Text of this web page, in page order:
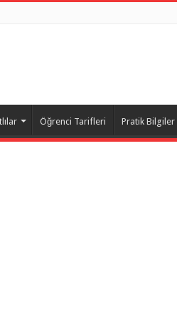
Öğrenci Tarifleri Pratik Bilgiler